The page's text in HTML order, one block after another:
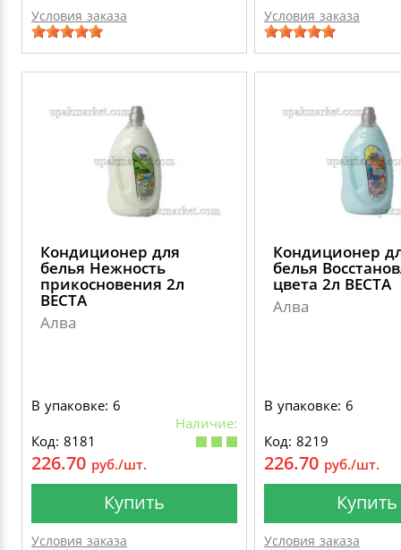
Условия заказа Условия заказа
Кондиционер для
белья Нежность
прикосновения 2л
ВЕСТА
Алва
В упаковке: 6
Наличие:
Код: 8181
226.70 руб./шт.
Купить
Условия заказа
Кондиционер
белья
цвета 2л ВЕСТА
Алва
В упаковке: 6
Код: 8219
226.70 руб./шт.
Купить
Условия заказа